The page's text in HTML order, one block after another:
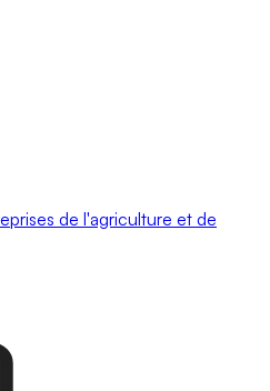
de l'agriculture et de